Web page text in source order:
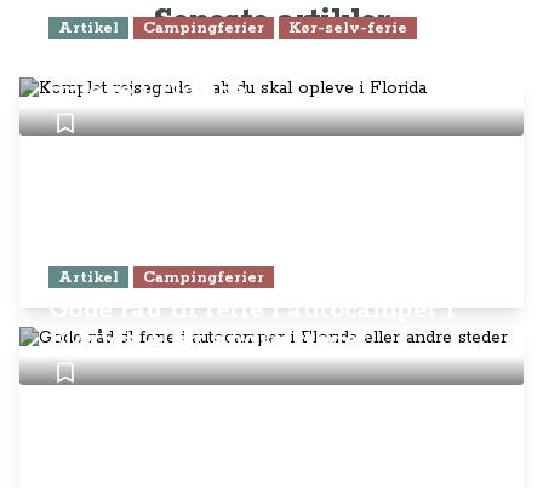
Seneste artikler
Artikel Campingferier Kør-selv-ferie
opleve i Florida
Artikel Campingferier
Gode råd til ferie i autocamper i
Florida eller andre steder